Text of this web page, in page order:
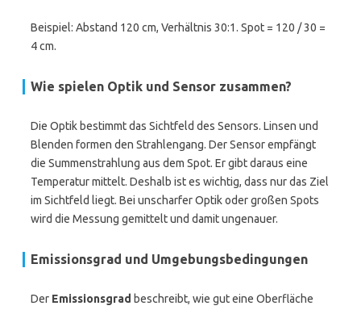
Beispiel: Abstand 120 cm, Verhältnis 30:1. Spot = 120 / 30 =
4 cm.
Wie spielen Optik und Sensor zusammen?
Die Optik bestimmt das Sichtfeld des Sensors. Linsen und
Blenden formen den Strahlengang. Der Sensor empfängt
die Summenstrahlung aus dem Spot. Er gibt daraus eine
Temperatur mittelt. Deshalb ist es wichtig, dass nur das Ziel
im Sichtfeld liegt. Bei unscharfer Optik oder großen Spots
wird die Messung gemittelt und damit ungenauer.
Emissionsgrad und Umgebungsbedingungen
Der Emissionsgrad beschreibt, wie gut eine Oberfläche